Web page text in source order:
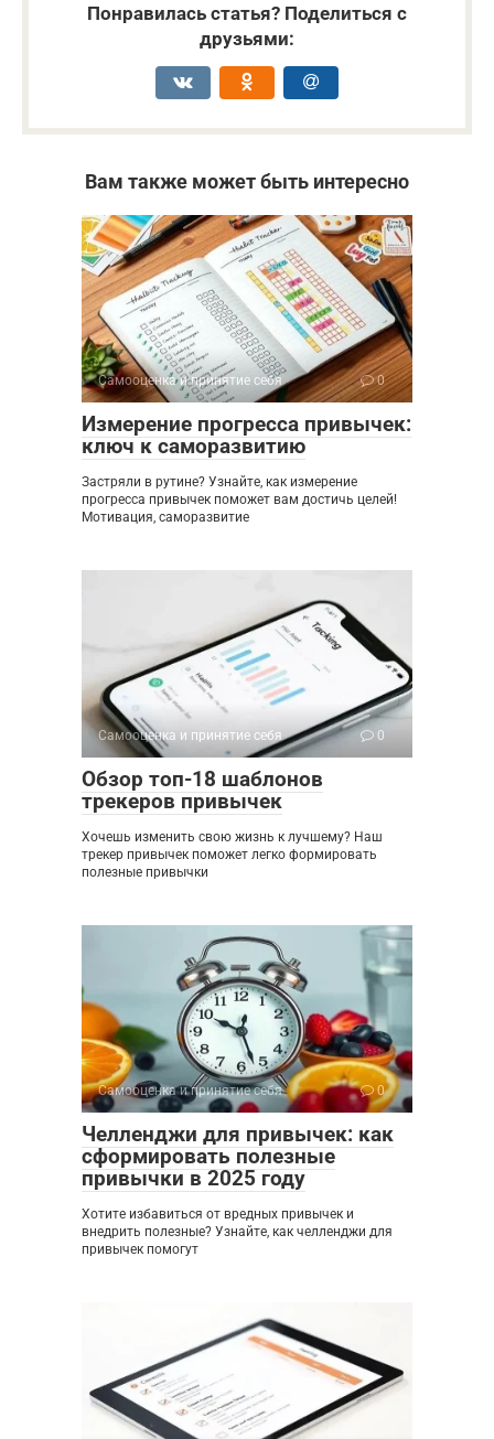
Понравилась статья? Поделиться с
друзьями:
Вам также может быть интересно
Самооценка и принятие себя 0
Измерение прогресса привычек:
ключ к саморазвитию
Застряли в рутине? Узнайте, как измерение
прогресса привычек поможет вам достичь целей!
Мотивация, саморазвитие
Самооценка и принятие себя 0
Обзор топ-18 шаблонов
трекеров привычек
Хочешь изменить свою жизнь к лучшему? Наш
трекер привычек поможет легко формировать
полезные привычки
Самооценка и принятие себя 0
Челленджи для привычек: как
сформировать полезные
привычки в 2025 году
Хотите избавиться от вредных привычек и
внедрить полезные? Узнайте, как челленджи для
привычек помогут